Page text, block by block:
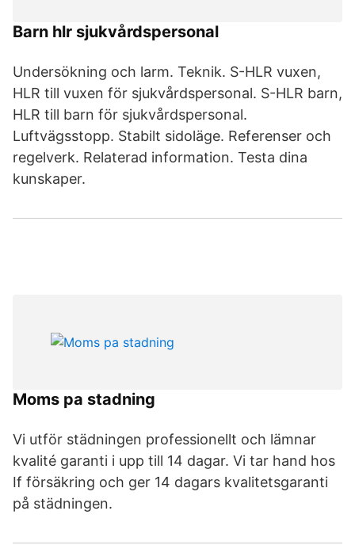
Barn hlr sjukvårdspersonal
Undersökning och larm. Teknik. S-HLR vuxen,
HLR till vuxen för sjukvårdspersonal. S-HLR barn,
HLR till barn för sjukvårdspersonal.
Luftvägsstopp. Stabilt sidoläge. Referenser och
regelverk. Relaterad information. Testa dina
kunskaper.
Moms pa stadning
Vi utför städningen professionellt och lämnar
kvalité garanti i upp till 14 dagar. Vi tar hand hos
If försäkring och ger 14 dagars kvalitetsgaranti
på städningen.